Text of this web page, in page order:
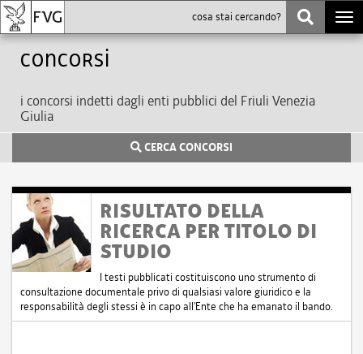
Concorsi
i concorsi indetti dagli enti pubblici del Friuli Venezia
Giulia
CERCA CONCORSI
RISULTATO DELLA
RICERCA PER TITOLO DI
STUDIO
I testi pubblicati costituiscono uno strumento di
consultazione documentale privo di qualsiasi valore giuridico e la
responsabilità degli stessi è in capo all'Ente che ha emanato il bando.